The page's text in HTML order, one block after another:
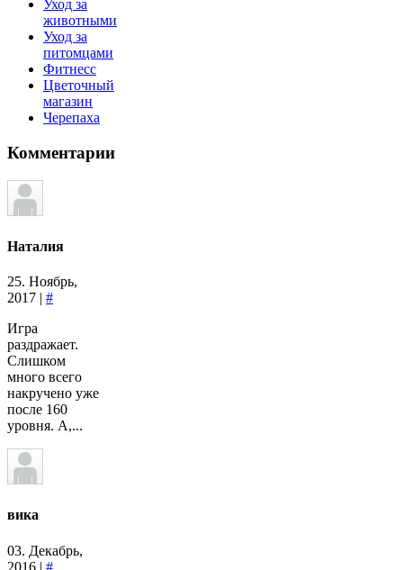
Уход за
животными
Уход за
питомцами
Фитнесс
Цветочный
магазин
Черепаха
Комментарии
Наталия
25. Ноябрь,
2017 | #
Игра
раздражает.
Слишком
много всего
накручено уже
после 160
уровня. А,...
вика
03. Декабрь,
2016 | #